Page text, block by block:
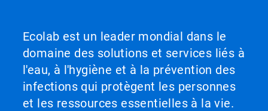
Ecolab est un leader mondial dans le
domaine des solutions et services liés à
l'eau, à l'hygiène et à la prévention des
infections qui protègent les personnes
et les ressources essentielles à la vie.